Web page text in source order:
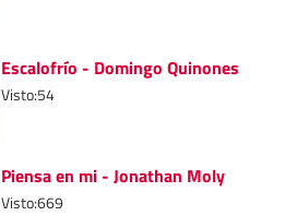
Escalofrío - Domingo Quinones
Visto:54
Piensa en mi - Jonathan Moly
Visto:669